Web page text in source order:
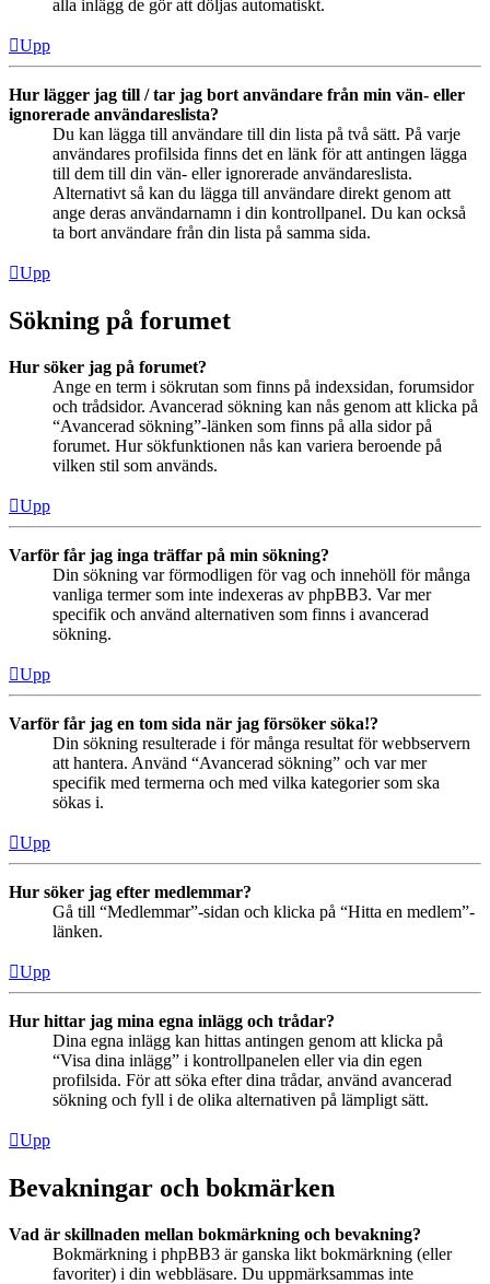
alla inlägg de gör att döljas automatiskt.
Upp
Hur lägger jag till / tar jag bort användare från min vän- eller
ignorerade användareslista?
Du kan lägga till användare till din lista på två sätt. På varje
användares profilsida finns det en länk för att antingen lägga
till dem till din vän- eller ignorerade användareslista.
Alternativt så kan du lägga till användare direkt genom att
ange deras användarnamn i din kontrollpanel. Du kan också
ta bort användare från din lista på samma sida.
Upp
Sökning på forumet
Hur söker jag på forumet?
Ange en term i sökrutan som finns på indexsidan, forumsidor
och trådsidor. Avancerad sökning kan nås genom att klicka på
“Avancerad sökning”-länken som finns på alla sidor på
forumet. Hur sökfunktionen nås kan variera beroende på
vilken stil som används.
Upp
Varför får jag inga träffar på min sökning?
Din sökning var förmodligen för vag och innehöll för många
vanliga termer som inte indexeras av phpBB3. Var mer
specifik och använd alternativen som finns i avancerad
sökning.
Upp
Varför får jag en tom sida när jag försöker söka!?
Din sökning resulterade i för många resultat för webbservern
att hantera. Använd “Avancerad sökning” och var mer
specifik med termerna och med vilka kategorier som ska
sökas i.
Upp
Hur söker jag efter medlemmar?
Gå till “Medlemmar”-sidan och klicka på “Hitta en medlem”-
länken.
Upp
Hur hittar jag mina egna inlägg och trådar?
Dina egna inlägg kan hittas antingen genom att klicka på
“Visa dina inlägg” i kontrollpanelen eller via din egen
profilsida. För att söka efter dina trådar, använd avancerad
sökning och fyll i de olika alternativen på lämpligt sätt.
Upp
Bevakningar och bokmärken
Vad är skillnaden mellan bokmärkning och bevakning?
Bokmärkning i phpBB3 är ganska likt bokmärkning (eller
favoriter) i din webbläsare. Du uppmärksammas inte